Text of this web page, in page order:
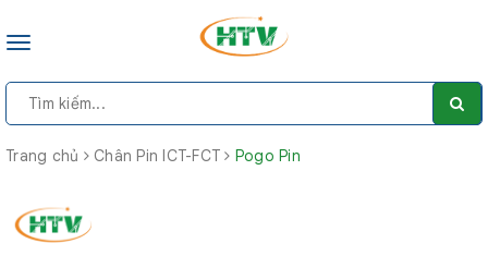
Toggle
Trang chủ Chân Pin ICT-FCT Pogo Pin